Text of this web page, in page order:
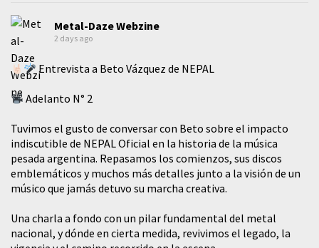
Metal-Daze Webzine
2 days ago
Entrevista a Beto Vázquez de NEPAL
Adelanto N° 2
Tuvimos el gusto de conversar con Beto sobre el impacto
indiscutible de NEPAL Oficial en la historia de la música
pesada argentina. Repasamos los comienzos, sus discos
emblemáticos y muchos más detalles junto a la visión de un
músico que jamás detuvo su marcha creativa.
​Una charla a fondo con un pilar fundamental del metal
nacional, y dónde en cierta medida, revivimos el legado, la